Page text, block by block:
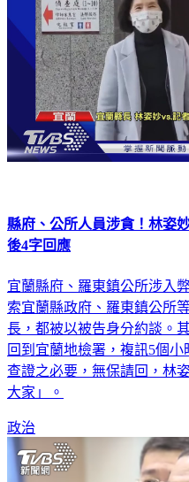
縣府、公所人員涉貪！林姿
後4字回應
宜蘭縣府、羅東鎮公所涉入
索宜蘭縣政府、羅東鎮公所
長，都被以被告身分約談。
回到宜蘭地檢署，複訊5個
查證之必要，無保請回，林
大家」。
政治